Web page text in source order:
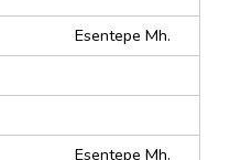
Esentepe Mh.
Esentepe Mh.